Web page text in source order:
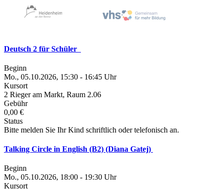
Deutsch 2 für Schüler
Beginn
Mo., 05.10.2026, 15:30 - 16:45 Uhr
Kursort
2 Rieger am Markt, Raum 2.06
Gebühr
0,00 €
Status
Bitte melden Sie Ihr Kind schriftlich oder telefonisch an.
Talking Circle in English (B2) (Diana Gatej)
Beginn
Mo., 05.10.2026, 18:00 - 19:30 Uhr
Kursort